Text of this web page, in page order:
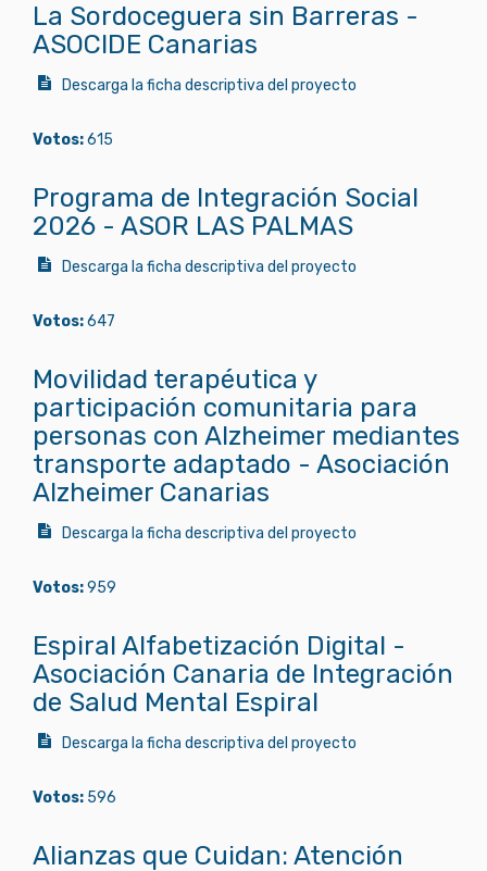
La Sordoceguera sin Barreras -
ASOCIDE Canarias
Descarga la ficha descriptiva del proyecto
Votos:615
Programa de Integración Social
2026 - ASOR LAS PALMAS
Descarga la ficha descriptiva del proyecto
Votos:647
Movilidad terapéutica y
participación comunitaria para
personas con Alzheimer mediantes
transporte adaptado - Asociación
Alzheimer Canarias
Descarga la ficha descriptiva del proyecto
Votos:959
Espiral Alfabetización Digital -
Asociación Canaria de Integración
de Salud Mental Espiral
Descarga la ficha descriptiva del proyecto
Votos: 596
Alianzas que Cuidan: Atención